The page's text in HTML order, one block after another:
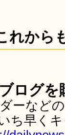
れから
ログを
ーなど
ち早く